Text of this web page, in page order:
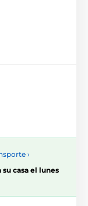
›
su casa el lunes